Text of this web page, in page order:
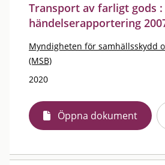
Transport av farligt gods :
händelserapportering
Myndigheten för samhällsskydd
(MSB)
2020
Öppna dokument